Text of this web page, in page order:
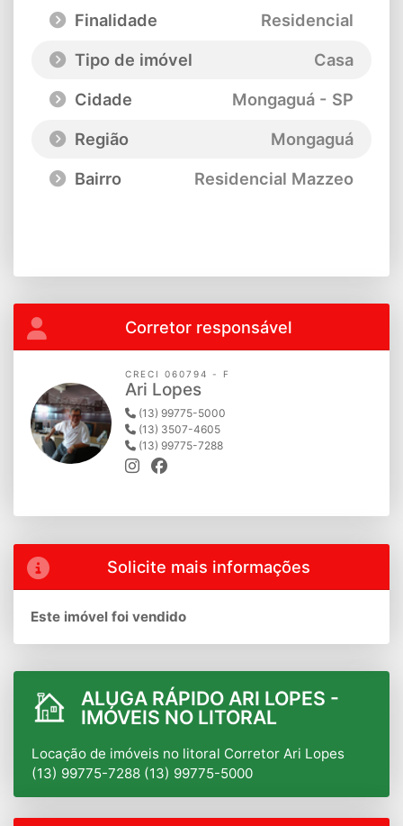
Finalidade
Residencial
Tipo de imóvel
Casa
Cidade
Mongaguá - SP
Região
Mongaguá
Bairro
Residencial Mazzeo
Corretor responsável
CRECI 060794 - F
Ari Lopes
(13) 99775-5000
(13) 3507-4605
(13) 99775-7288
Solicite mais informações
Este imóvel foi vendido
ALUGA RÁPIDO ARI LOPES -
IMÓVEIS NO LITORAL
Locação de imóveis no litoral Corretor Ari Lopes
(13) 99775-7288 (13) 99775-5000